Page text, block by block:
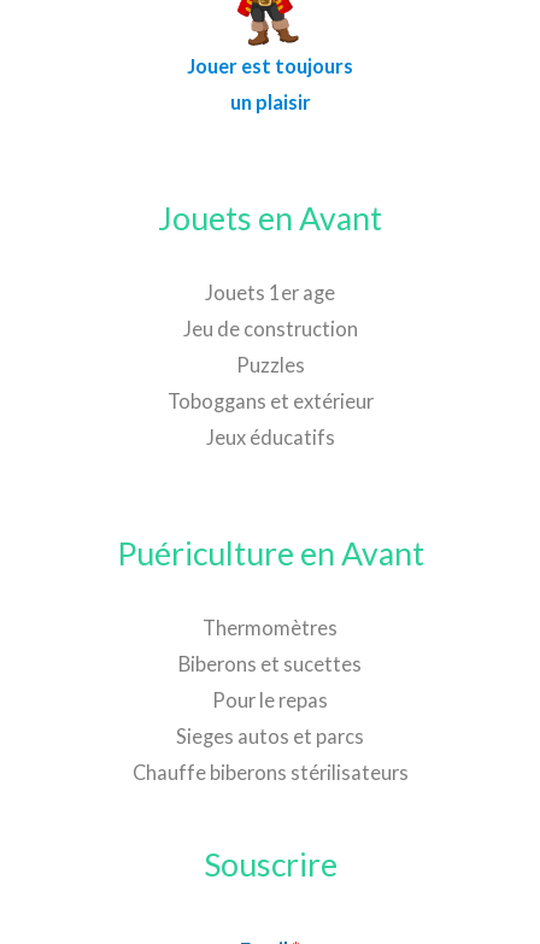
Jouer est toujours
un plaisir
Jouets en Avant
Jouets 1er age
Jeu de construction
Puzzles
Toboggans et extérieur
Jeux éducatifs
Puériculture en Avant
Thermomètres
Biberons et sucettes
Pour le repas
Sieges autos et parcs
Chauffe biberons stérilisateurs
Souscrire